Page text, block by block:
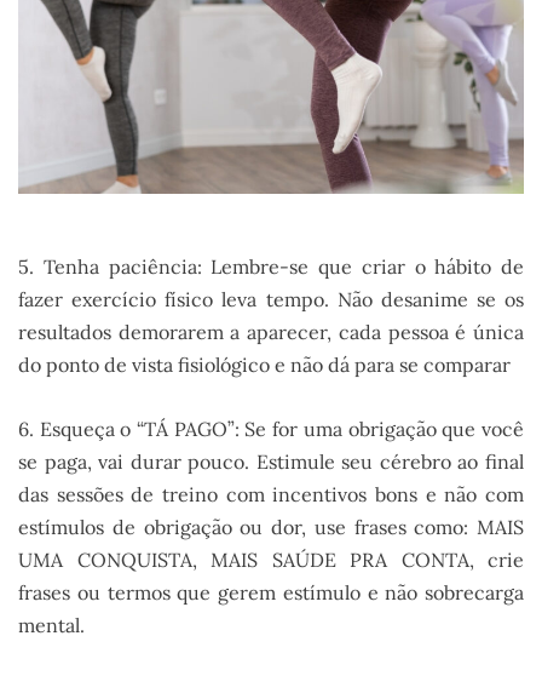
5. Tenha paciência: Lembre-se que criar o hábito de
fazer exercício físico leva tempo. Não desanime se os
resultados demorarem a aparecer, cada pessoa é única
do ponto de vista fisiológico e não dá para se comparar
6. Esqueça o “TÁ PAGO”: Se for uma obrigação que você
se paga, vai durar pouco. Estimule seu cérebro ao final
das sessões de treino com incentivos bons e não com
estímulos de obrigação ou dor, use frases como: MAIS
UMA CONQUISTA, MAIS SAÚDE PRA CONTA, crie
frases ou termos que gerem estímulo e não sobrecarga
mental.